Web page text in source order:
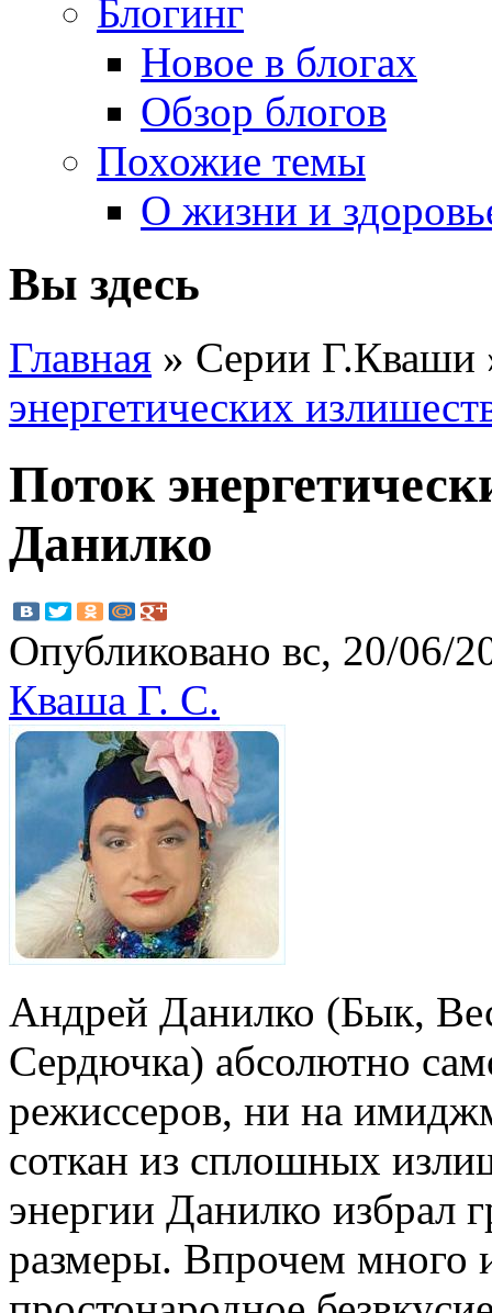
Блогинг
Новое в блогах
Обзор блогов
Похожие темы
О жизни и
Вы здесь
Главная » Серии
энергетических
Поток
Данилко
Опубликовано вс, 20/06/
Кваша Г. С.
Андрей Данилко (Бык,
Сердючка) абсолютно
режиссеров, ни на
соткан из сплошных
энергии Данилко избрал
размеры. Впрочем много